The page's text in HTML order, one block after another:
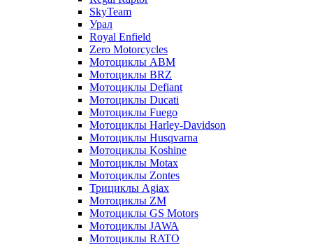
SkyTeam
Урал
Royal Enfield
Zero Motorcycles
Мотоциклы ABM
Мотоциклы BRZ
Мотоциклы Defiant
Мотоциклы Ducati
Мотоциклы Fuego
Мотоциклы Harley-Davidson
Мотоциклы Husqvarna
Мотоциклы Koshine
Мотоциклы Motax
Мотоциклы Zontes
Трициклы Agiax
Мотоциклы ZM
Мотоциклы GS Motors
Мотоциклы JAWA
Мотоциклы RATO